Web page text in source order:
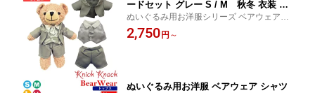
ードセット グレー S / M 秋冬 衣装 コ
スチューム 着せ替え ぬい服 ぬい活 ぬ
い撮り 秋冬23 トップス ボトムス
ぬいぐるみ用お洋服シリーズ ベアウェア 秋
冬 トップス ボトムス 衣装 コスチューム 着
せ替え ぬい服 ぬい活 ぬい撮り 推しぬい
2,750 円 ～
ぬいぐるみ用お洋服 ベアウェア シャツ